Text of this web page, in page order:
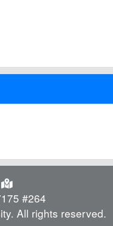
#264
All rights reserved.